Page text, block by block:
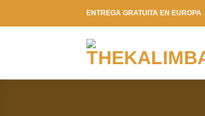
ENTREGA GRATUITA EN EUROPA